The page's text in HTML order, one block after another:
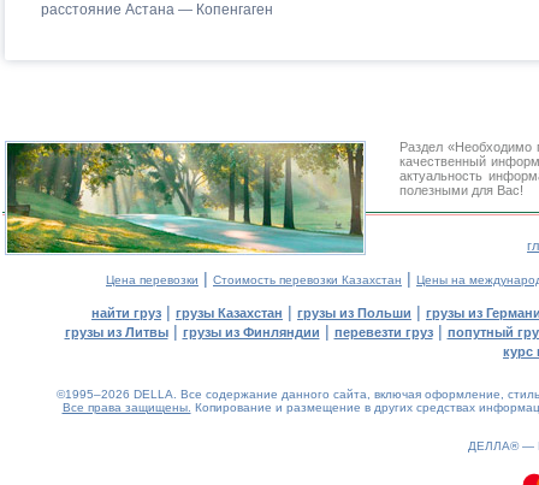
расстояние Астана — Копенгаген
Раздел
качественный
актуальность
полезными для Вас!
Цена перевозки | Стоимость перевозки Казахстан | Цены на
найти груз | грузы Казахстан | грузы из Польши | грузы из
грузы из Литвы| грузы из Финляндии | перевезти груз| попутный
курс
©1995–2026 DELLA. Все содержание данного сайта, включая оформление,
Все права защищены. Копирование и размещение в других средствах
ДЕЛЛА® —